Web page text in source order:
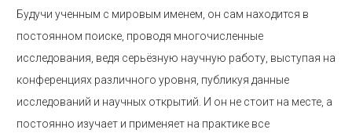
Будучи ученным с мировым именем, он сам находится в
постоянном поиске, проводя многочисленные
исследования, ведя серьёзную научную работу, выступая на
конференциях различного уровня, публикуя данные
исследований и научных открытий. И он не стоит на месте, а
постоянно изучает и применяет на практике все